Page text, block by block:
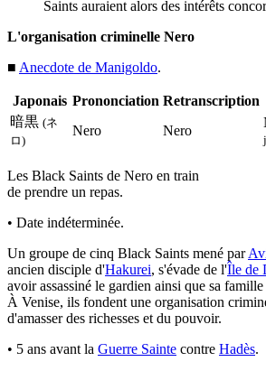
Saints auraient alors des intérêts
L'organisation criminelle Nero
■ Anecdote de Manigoldo.
Japonais Prononciation Retranscription
暗黒 (ネ
ロ)
Nero Nero
Les Black Saints de Nero en train
de prendre un repas.
• Date indéterminée.
Un groupe de cinq Black Saints mené par
ancien disciple d'Hakurei, s'évade de l'Île de
avoir assassiné le gardien ainsi que sa
À Venise, ils fondent une organisation
d'amasser des richesses et du pouvoir.
• 5 ans avant la Guerre Sainte contre Hadès.